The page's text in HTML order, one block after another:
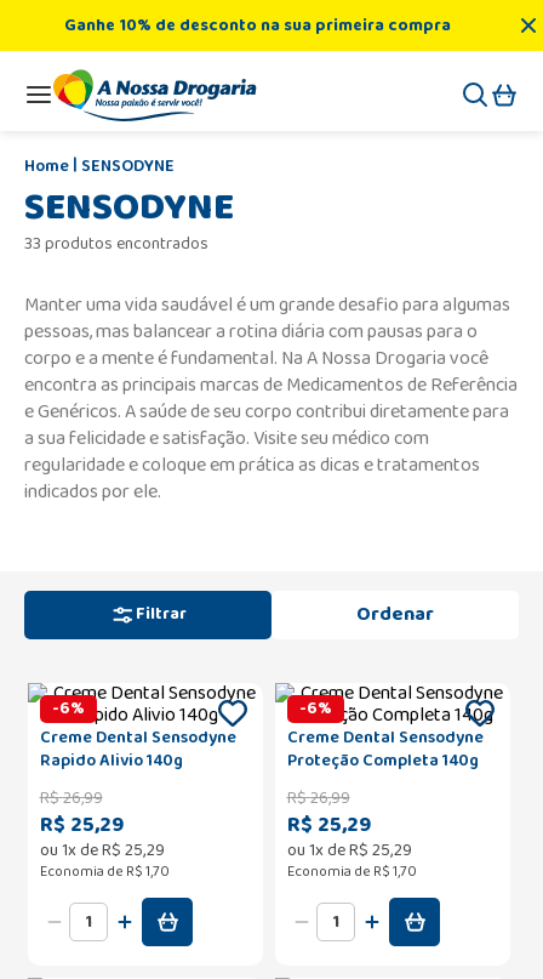
Ganhe 10% de desconto na sua primeira compra
SENSODYNE
SENSODYNE
33 produtos encontrados
Manter uma vida saudável é um grande desafio para algumas
pessoas, mas balancear a rotina diária com pausas para o
corpo e a mente é fundamental. Na A Nossa Drogaria você
encontra as principais marcas de Medicamentos de Referência
e Genéricos. A saúde de seu corpo contribui diretamente para
a sua felicidade e satisfação. Visite seu médico com
regularidade e coloque em prática as dicas e tratamentos
indicados por ele.
Filtrar
-6%
Creme Dental Sensodyne
Rapido Alivio 140g
R$26,99
R$ 25,29
ou1x deR$25,29
Economia de R$ 1,70
-6%
Creme Dental Sensodyne
Proteção Completa 140g
R$26,99
R$ 25,29
ou1x deR$25,29
Economia de R$ 1,70